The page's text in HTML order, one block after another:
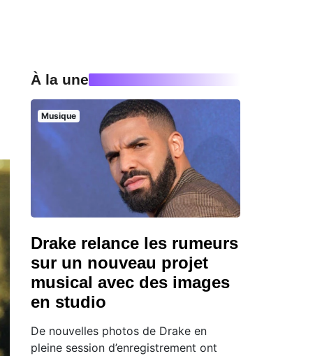
À la une
Musique
Drake relance les rumeurs
sur un nouveau projet
musical avec des images
en studio
De nouvelles photos de Drake en
pleine session d’enregistrement ont